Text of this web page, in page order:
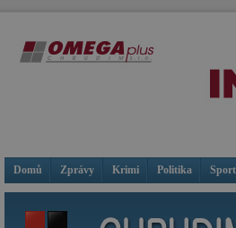
Domů Zprávy Krimi Politika Sport